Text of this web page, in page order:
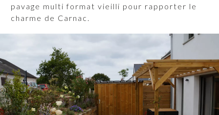
pavage multi format vieilli pour rapporter le
charme de Carnac.